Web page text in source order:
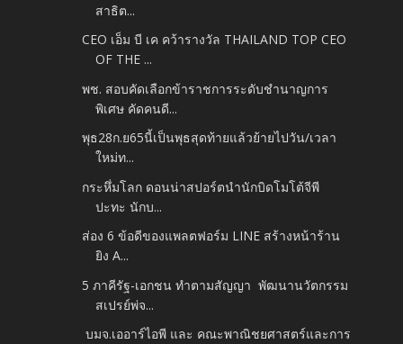
สาธิต...
CEO เอ็ม บี เค คว้ารางวัล THAILAND TOP CEO
OF THE ...
พช. สอบคัดเลือกข้าราชการระดับชำนาญการ
พิเศษ คัดคนดี...
พุธ28ก.ย65นี้เป็นพุธสุดท้ายแล้วย้ายไปวัน/เวลา
ใหม่ท...
กระหึ่มโลก ดอนน่าสปอร์ตนำนักบิดโมโต้จีพี
ปะทะ นักบ...
ส่อง 6 ข้อดีของแพลตฟอร์ม LINE สร้างหน้าร้าน
ยิง A...
5 ภาคีรัฐ-เอกชน ทำตามสัญญา พัฒนานวัตกรรม
สเปรย์พ่จ...
บมจ.เออาร์ไอพี และ คณะพาณิชยศาสตร์และการ